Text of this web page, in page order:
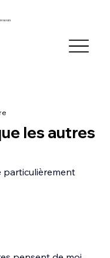
les autres
particulièrement